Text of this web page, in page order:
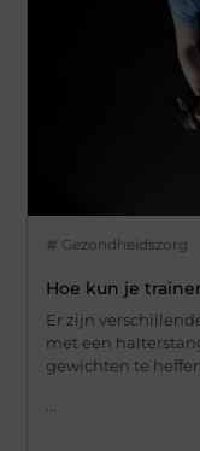
Gezondheidszorg
Hoe kun je
Er zijn
met een
gewichten te